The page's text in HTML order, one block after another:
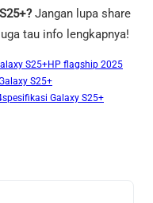
Jangan lupa share
tau info lengkapnya!
S25+HP flagship 2025
S25+
spesifikasi Galaxy S25+